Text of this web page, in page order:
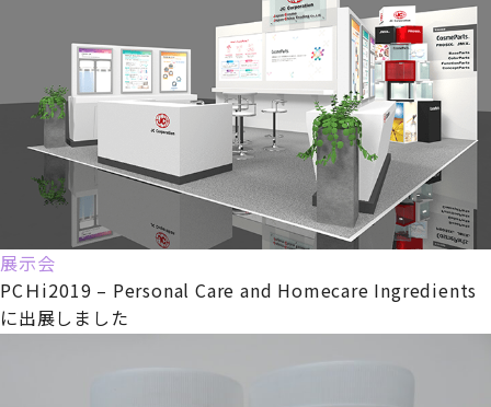
展示会
PCＨi2019 – Personal Care and Homecare Ingredients
に出展しました